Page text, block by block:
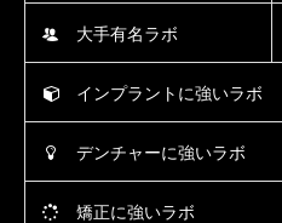
大手有名ラボ
インプラントに強いラボ
デンチャーに強いラボ
矯正に強いラボ